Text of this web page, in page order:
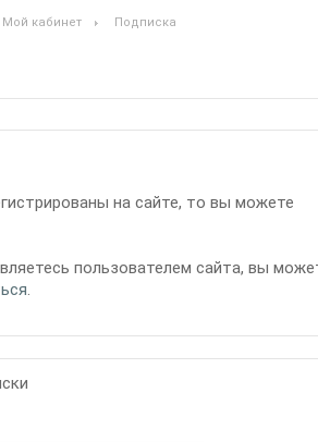
Мой кабинет Подписка
на сайте, то вы можете
пользователем сайта, вы
.